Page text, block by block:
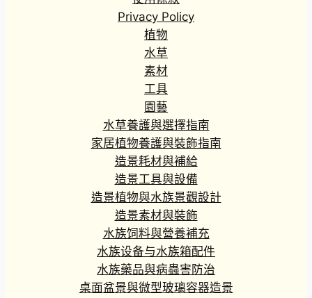
Privacy Policy
植物
水草
素材
工具
園藝
水草養護與選擇指南
家居植物養護與裝飾指南
造景耗材與補給
造景工具與設備
造景植物與水族景觀設計
造景素材與裝飾
水族饲料與營養補充
水族设备与水族箱配件
水族藥品與病蟲害防治
桌面盆景與微型玻璃容器造景